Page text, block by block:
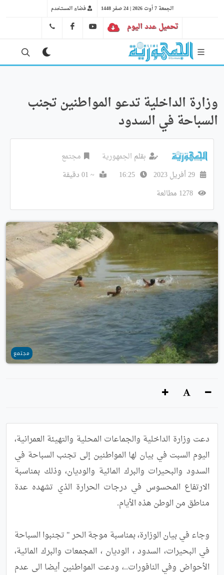
الجمعة 7 أوت 2026 | 24 صفر 1448 فضاء المستخدم
تحميل عدد اليوم YT
FB
وزارة الداخلية تدعو المواطنين تجنب
السباحة في السدود
بقلم الجمهورية
مجتمع
~ 01 دقيقة
مجتمع